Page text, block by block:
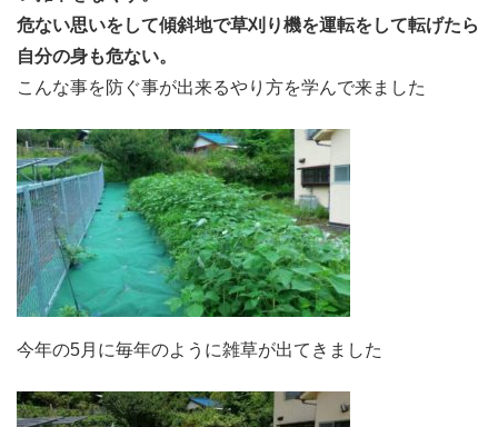
危ない思いをして傾斜地で草刈り機を運転をして転げたら
自分の身も危ない。
こんな事を防ぐ事が出来るやり方を学んで来ました
今年の5月に毎年のように雑草が出てきました